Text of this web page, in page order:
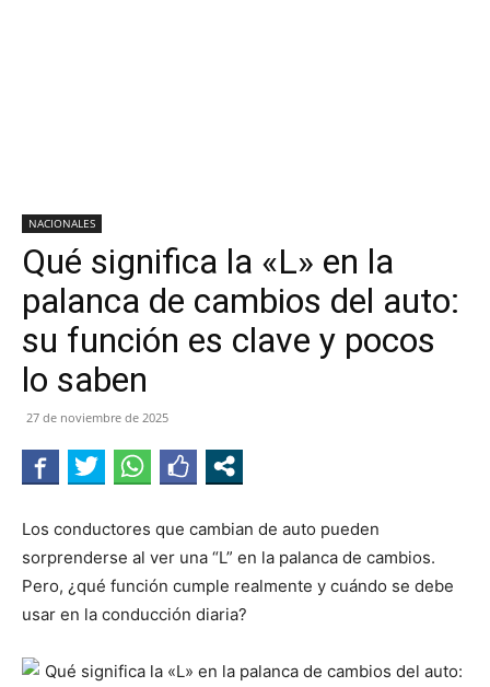
NACIONALES
Qué significa la «L» en la
palanca de cambios del auto:
su función es clave y pocos
lo saben
27 de noviembre de 2025
Los conductores que cambian de auto pueden
sorprenderse al ver una “L” en la palanca de cambios.
Pero, ¿qué función cumple realmente y cuándo se debe
usar en la conducción diaria?